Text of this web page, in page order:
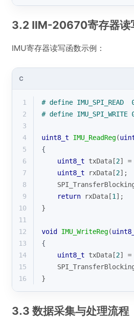
3.2 IIM-20670寄存器读
IMU寄存器读写函数示例：
C
1 # define IMU_SPI_READ
2
# define IMU_SPI_WRITE
3
4
uint8_t IMU_ReadReg(
5
{
6
uint8_t txData[2] =
7
uint8_t rxData[2];
8
9
return rxData[1 ];
10
}
11
12
void IMU_WriteReg(
13
{
14
uint8_t txData[2] =
15
16
}
3.3 数据采集与处理流程